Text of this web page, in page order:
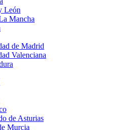
León
Mancha
de Madrid
Valenciana
de Asturias
Murcia